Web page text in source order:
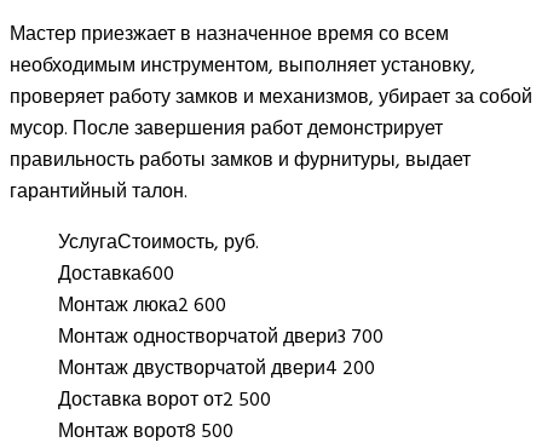
Мастер приезжает в назначенное время со всем
необходимым инструментом, выполняет установку,
проверяет работу замков и механизмов, убирает за собой
мусор. После завершения работ демонстрирует
правильность работы замков и фурнитуры, выдает
гарантийный талон.
УслугаСтоимость, руб.
Доставка600
Монтаж люка2 600
Монтаж одностворчатой двери3 700
Монтаж двустворчатой двери4 200
Доставка ворот от2 500
Монтаж ворот8 500